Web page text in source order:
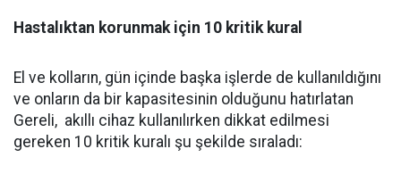
Hastalıktan korunmak için 10 kritik kural
El ve kolların, gün içinde başka işlerde de kullanıldığını
ve onların da bir kapasitesinin olduğunu hatırlatan
Gereli, akıllı cihaz kullanılırken dikkat edilmesi
gereken 10 kritik kuralı şu şekilde sıraladı: